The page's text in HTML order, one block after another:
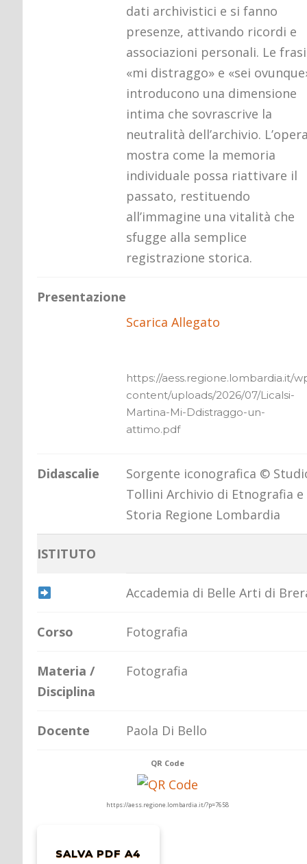
dati archivistici e si fanno
presenze, attivando ricordi e
associazioni personali. Le frasi
«mi distraggo» e «sei
introducono una dimensione
intima che sovrascrive la
neutralità dell’archivio.
mostra come la memoria
individuale possa riattivare il
passato, restituendo
all’immagine una vitalità che
sfugge alla semplice
registrazione storica.
Presentazione
Scarica Allegato
https://aess.regione.lombardia.it/
content/uploads/2026/07/Licalsi-
Martina-Mi-Ddistraggo-un-
attimo.pdf
Didascalie
Sorgente iconografica ©
Tollini Archivio di Etnografia e
Storia Regione Lombardia
ISTITUTO
Accademia di Belle Arti di
Corso Fotografia
Materia /
Disciplina
Fotografia
Docente Paola Di Bello
QR Code
https://aess.regione.lombardia.it/?p=7658
SALVA PDF A4